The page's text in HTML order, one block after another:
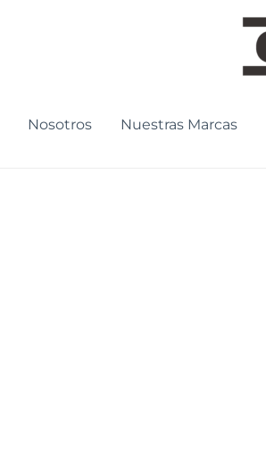
Nosotros Nuestras Marcas